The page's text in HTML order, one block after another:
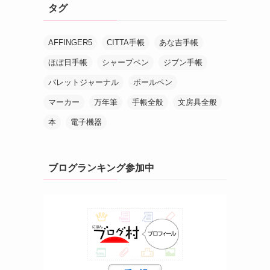
タグ
AFFINGER5 CITTA手帳 あな吉手帳
ほぼ日手帳 シャープペン ジブン手帳
バレットジャーナル ボールペン
マーカー 万年筆 手帳全般 文房具全般
本 電子機器
ブログランキング参加中